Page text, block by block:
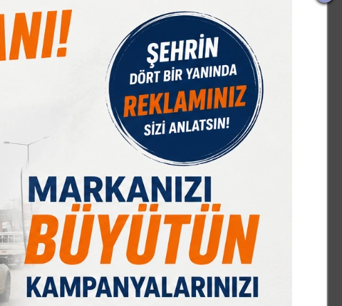
BIST 100
17618,76
%0,09
DOLAR
47,70
% 0,17
EURO
55,03
% 0,03
GRAM ALTIN
6616,20
% 1,92
10563,25
% 1,31